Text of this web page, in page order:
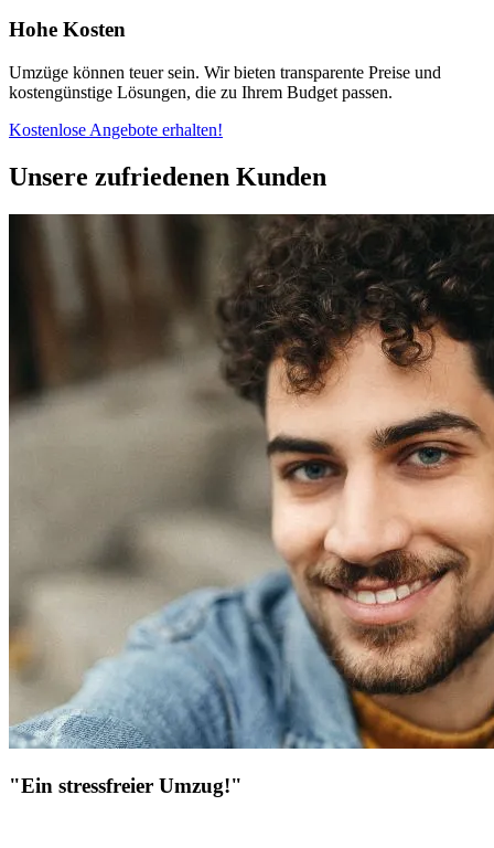
Hohe Kosten
Umzüge können teuer sein. Wir bieten transparente Preise und
kostengünstige Lösungen, die zu Ihrem Budget passen.
Kostenlose Angebote erhalten!
Unsere zufriedenen Kunden
"Ein stressfreier Umzug!"